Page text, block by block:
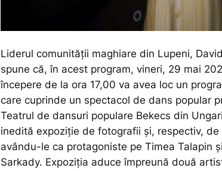
Liderul comunității maghiare din Lupeni,
spune că, în acest program, vineri, 29 mai
începere de la ora 17,00 va avea loc un
care cuprinde un spectacol de dans popular
Teatrul de dansuri populare Bekecs din
inedită expoziție de fotografii și, respectiv,
avându-le ca protagoniste pe Timea Talapin
Sarkady. Expoziția aduce împreună două